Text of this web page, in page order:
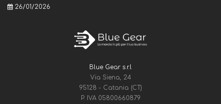
26/01/2026
Blue Gear s.r.l
Via Siena, 24
95128 - Catania (CT)
P. IVA 05800660879